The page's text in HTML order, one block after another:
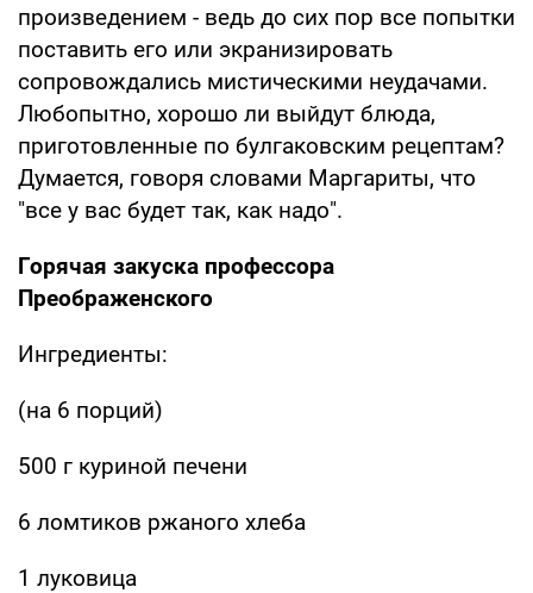
произведением - ведь до сих пор все попытки
поставить его или экранизировать
сопровождались мистическими неудачами.
Любопытно, хорошо ли выйдут блюда,
приготовленные по булгаковским рецептам?
Думается, говоря словами Маргариты, что
"все у вас будет так, как надо".
Горячая закуска профессора
Преображенского
Ингредиенты:
(на 6 порций)
500 г куриной печени
6 ломтиков ржаного хлеба
1 луковица